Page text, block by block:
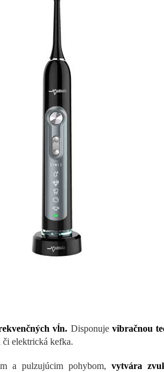
vĺn. Disponujevibračnou
elektrická kefka.
a pulzujúcim pohybom, vytvára